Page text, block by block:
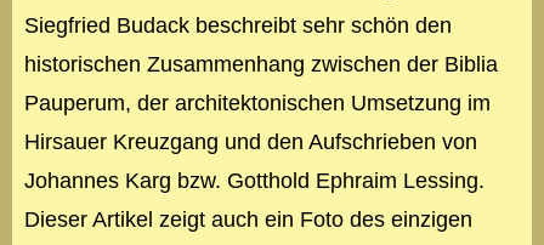
Siegfried Budack beschreibt sehr schön den
historischen Zusammenhang zwischen der Biblia
Pauperum, der architektonischen Umsetzung im
Hirsauer Kreuzgang und den Aufschrieben von
Johannes Karg bzw. Gotthold Ephraim Lessing.
Dieser Artikel zeigt auch ein Foto des einzigen